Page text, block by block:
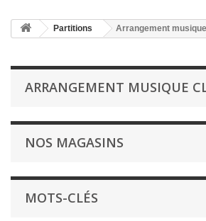
Partitions Arrangement
ARRANGEMENT MUSIQUE
NOS MAGASINS
MOTS-CLÉS